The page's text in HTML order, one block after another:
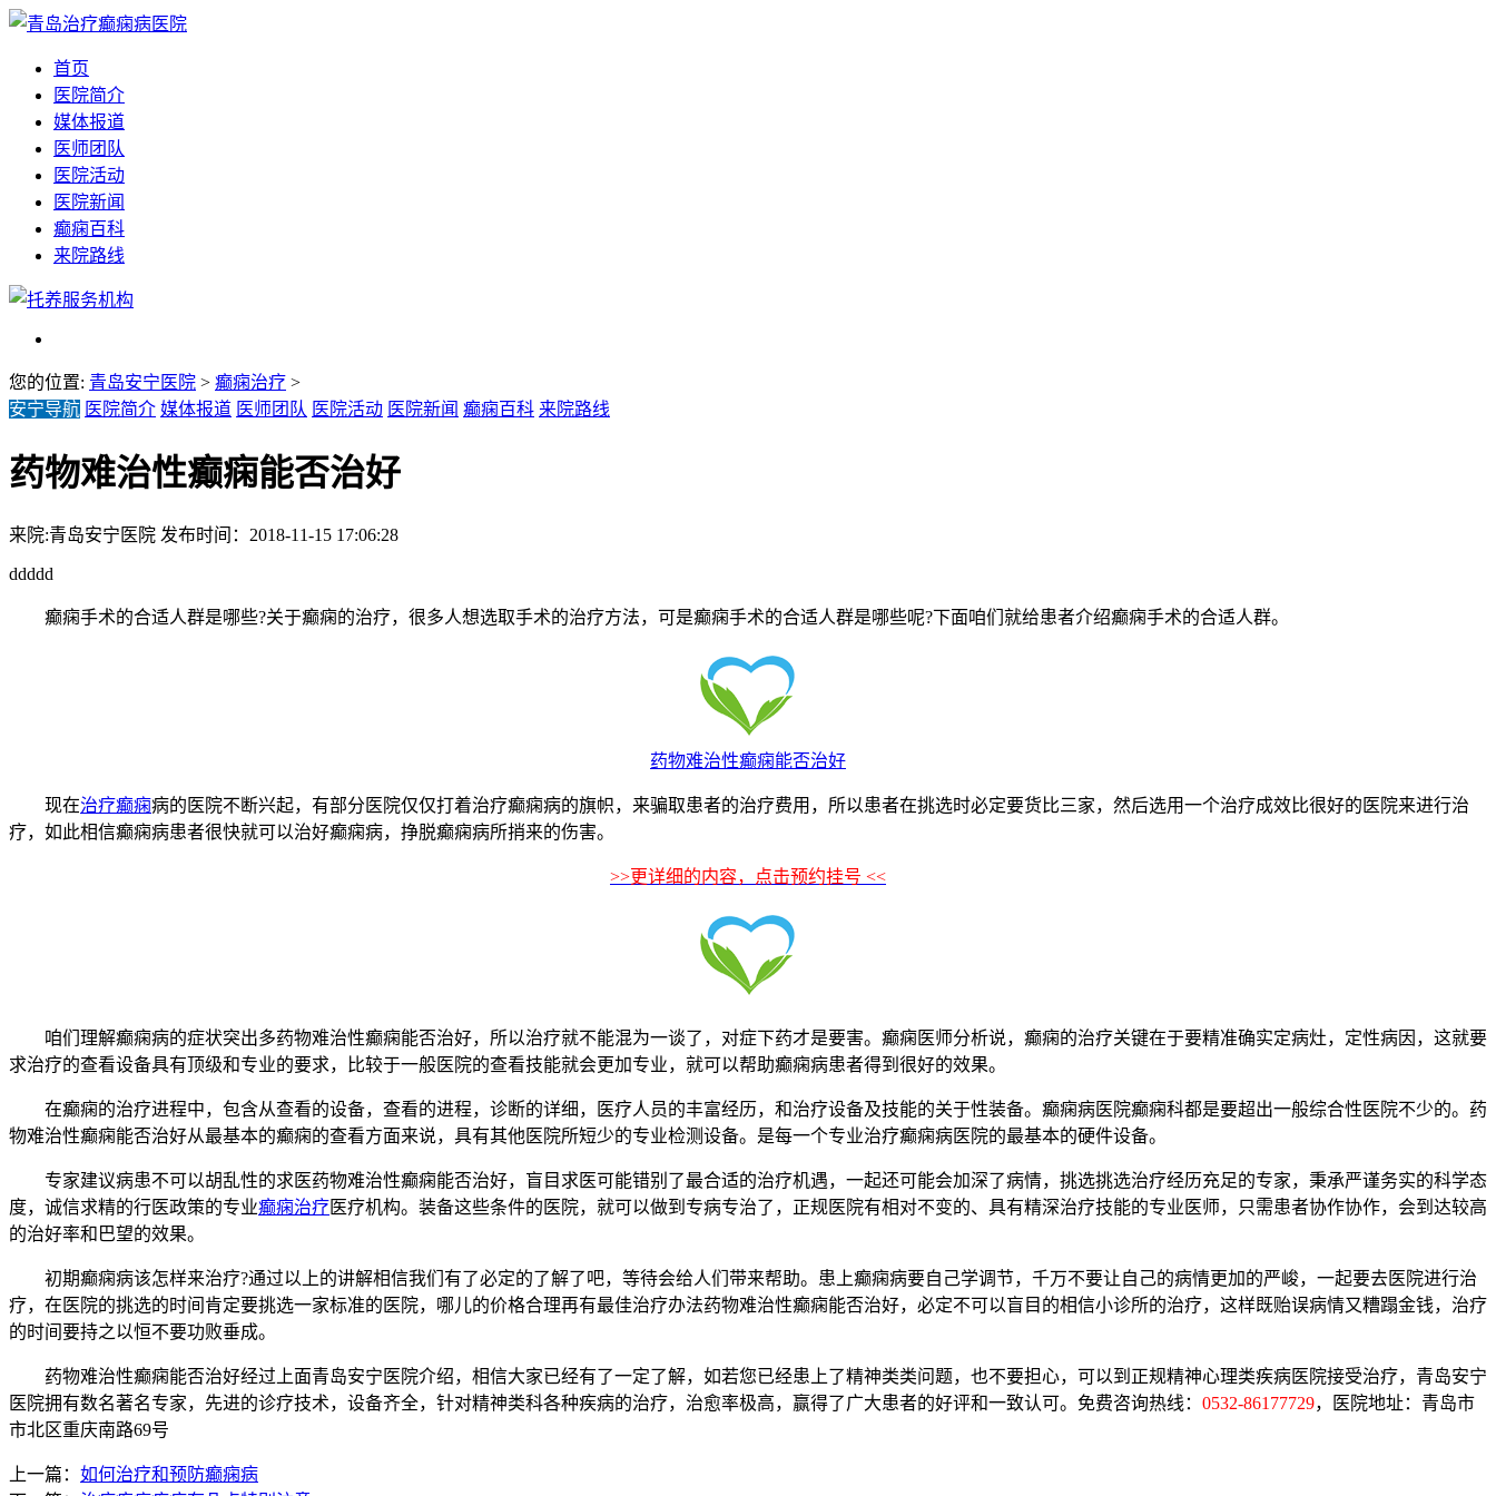
首页
医院简介
媒体报道
医师团队
医院活动
医院新闻
癫痫百科
来院路线
您的位置: 青岛安宁医院 > 癫痫治疗 >
安宁导航 医院简介 媒体报道 医师团队 医院活动 医院新闻 癫痫百科 来院路线
药物难治性癫痫能否治好
来院:青岛安宁医院 发布时间：2018-11-15 17:06:28
ddddd
癫痫手术的合适人群是哪些?关于癫痫的治疗，很多人想选取手术的治疗方法，可是癫痫手术的合适人群是哪些呢?下面咱们就给患者介绍癫痫手术的合适人群。
药物难治性癫痫能否治好
现在治疗癫痫病的医院不断兴起，有部分医院仅仅打着治疗癫痫病的旗帜，来骗取患者的治疗费用，所以患者在挑选时必定要货比三家，然后选用一个治疗成效比很好的医院来进行治
疗，如此相信癫痫病患者很快就可以治好癫痫病，挣脱癫痫病所捎来的伤害。
>>更详细的内容，点击预约挂号 <<
咱们理解癫痫病的症状突出多药物难治性癫痫能否治好，所以治疗就不能混为一谈了，对症下药才是要害。癫痫医师分析说，癫痫的治疗关键在于要精准确实定病灶，定性病因，这就要
求治疗的查看设备具有顶级和专业的要求，比较于一般医院的查看技能就会更加专业，就可以帮助癫痫病患者得到很好的效果。
在癫痫的治疗进程中，包含从查看的设备，查看的进程，诊断的详细，医疗人员的丰富经历，和治疗设备及技能的关于性装备。癫痫病医院癫痫科都是要超出一般综合性医院不少的。药
物难治性癫痫能否治好从最基本的癫痫的查看方面来说，具有其他医院所短少的专业检测设备。是每一个专业治疗癫痫病医院的最基本的硬件设备。
专家建议病患不可以胡乱性的求医药物难治性癫痫能否治好，盲目求医可能错别了最合适的治疗机遇，一起还可能会加深了病情，挑选挑选治疗经历充足的专家，秉承严谨务实的科学态
度，诚信求精的行医政策的专业癫痫治疗医疗机构。装备这些条件的医院，就可以做到专病专治了，正规医院有相对不变的、具有精深治疗技能的专业医师，只需患者协作协作，会到达较高
的治好率和巴望的效果。
初期癫痫病该怎样来治疗?通过以上的讲解相信我们有了必定的了解了吧，等待会给人们带来帮助。患上癫痫病要自己学调节，千万不要让自己的病情更加的严峻，一起要去医院进行治
疗，在医院的挑选的时间肯定要挑选一家标准的医院，哪儿的价格合理再有最佳治疗办法药物难治性癫痫能否治好，必定不可以盲目的相信小诊所的治疗，这样既贻误病情又糟蹋金钱，治疗
的时间要持之以恒不要功败垂成。
药物难治性癫痫能否治好经过上面青岛安宁医院介绍，相信大家已经有了一定了解，如若您已经患上了精神类类问题，也不要担心，可以到正规精神心理类疾病医院接受治疗，青岛安宁
医院拥有数名著名专家，先进的诊疗技术，设备齐全，针对精神类科各种疾病的治疗，治愈率极高，赢得了广大患者的好评和一致认可。免费咨询热线： 0532-86177729，医院地址：青岛市
市北区重庆南路69号
上一篇： 如何治疗和预防癫痫病